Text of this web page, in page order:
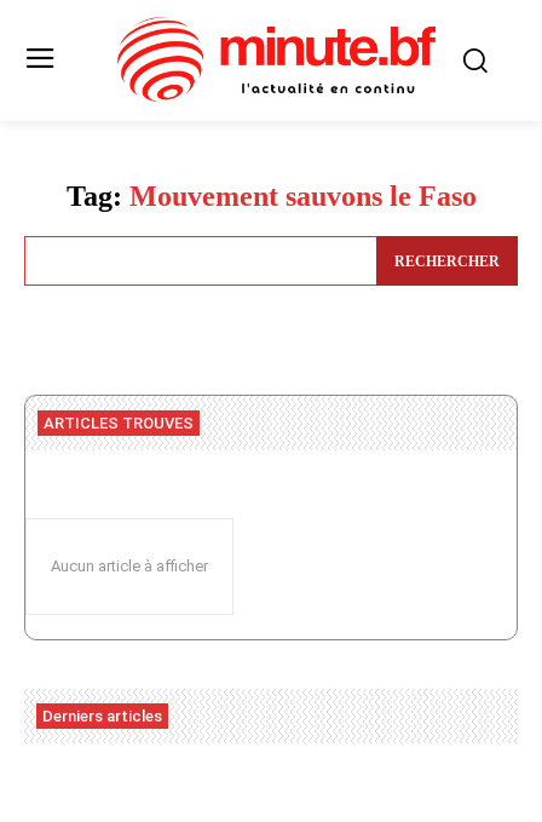
Tag: Mouvement sauvons le Faso
RECHERCHER
ARTICLES TROUVES
Aucun article à afficher
Derniers articles